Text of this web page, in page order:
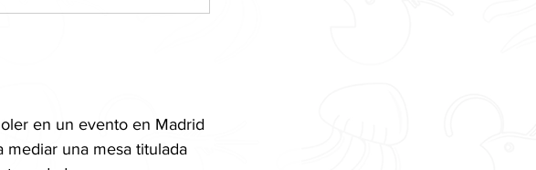
en un evento en Madrid
mediar una mesa titulada